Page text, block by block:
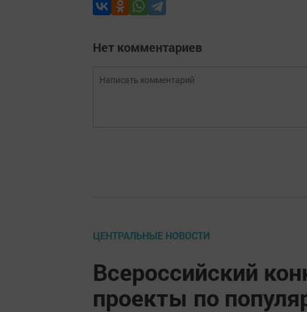
Нет комментариев
ЦЕНТРАЛЬНЫЕ НОВОСТИ
Всероссийский
проекты по